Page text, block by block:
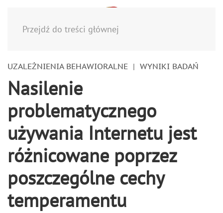
Przejdź do treści głównej
UZALEŻNIENIA BEHAWIORALNE WYNIKI BADAŃ
Nasilenie
problematycznego
używania Internetu jest
różnicowane poprzez
poszczególne cechy
temperamentu